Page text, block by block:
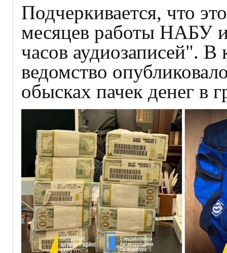
Подчеркивается, что
месяцев работы НАБУ
часов аудиозаписей". В
ведомство
обысках пачек денег в